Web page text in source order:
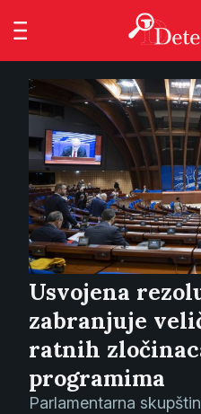
Usvojena
zabranjuje
ratnih
programima
Parlamentarna